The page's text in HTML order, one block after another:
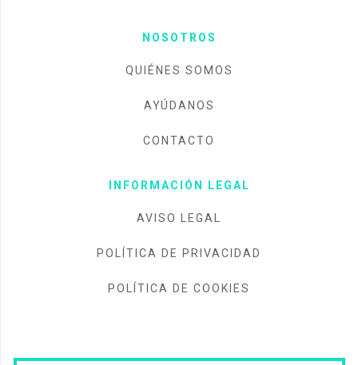
NOSOTROS
QUIÉNES SOMOS
AYÚDANOS
CONTACTO
INFORMACIÓN LEGAL
AVISO LEGAL
POLÍTICA DE PRIVACIDAD
POLÍTICA DE COOKIES